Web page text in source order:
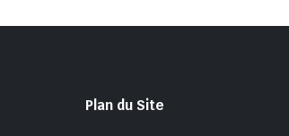
Plan du Site